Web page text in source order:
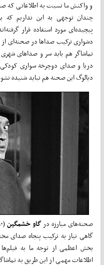
و واکنش ما نسبت به اطلاعاتی که
چندان توجهی به این نداریم که
پیچیده‌ای مورد استفاده قرار
دشواری ترکیب صدا‌ها در صحنه‌ای از
تماشاگر هم باید سر و صداهای
دریا و صدای دوچرخه سواری
دیالوگ این صحنه هم نباید شنیده
صحنه‌های مبارزه در گاو خشمگین
گاهی نیاز به ترکیب پنجاه صدای
بخش اعظمی از توجه ما به
اطلاعات مهمی از این طریق به